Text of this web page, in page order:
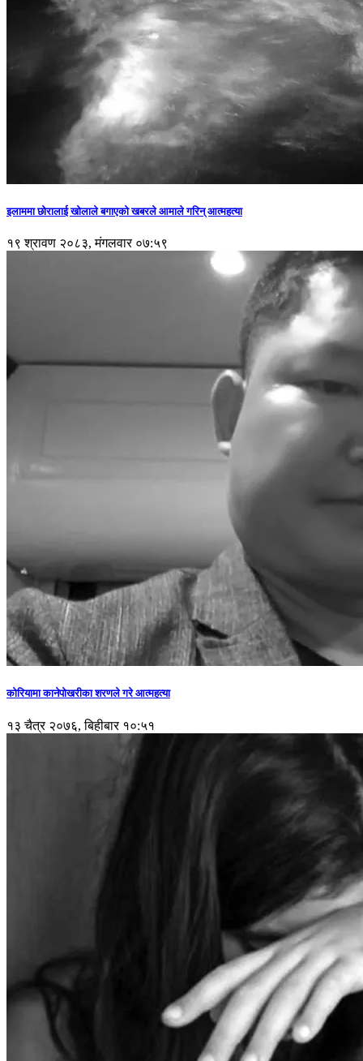
इलाममा छोरालाई खोलाले बगाएकाे खबरले आमाले गरिन् आत्महत्या
१९ श्रावण २०८३, मंगलवार ०७:५९
कोरियामा कानेपोखरीका शरणले गरे आत्महत्या
१३ चैत्र २०७६, बिहीबार १०:५१